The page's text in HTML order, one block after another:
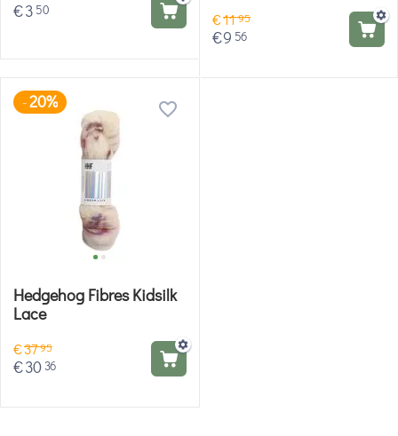
€3 50
€1195
€9 56
-20%
Hedgehog Fibres Kidsilk
Lace
€3795
€30 36